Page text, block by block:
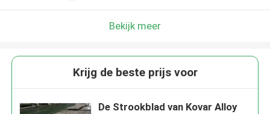
Bekijk meer
Krijg de beste prijs voor
De Strookblad van Kovar Alloy